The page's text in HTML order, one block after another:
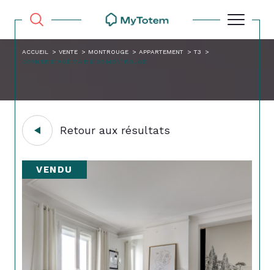
ACCUEIL VENTE MONTROUGE APPARTEMENT
T3
DERNIER ETAGE MAIRIE DE MONTROUGE
Retour aux résultats
VENDU